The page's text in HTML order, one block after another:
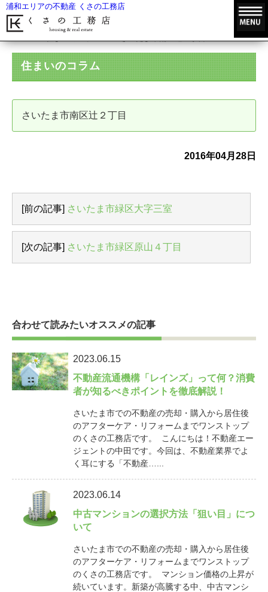
浦和エリアの不動産 くさの工務店
住まいのコラム
さいたま市南区辻２丁目
2016年04月28日
[前の記事] さいたま市緑区大字三室
[次の記事] さいたま市緑区原山４丁目
合わせて読みたいオススメの記事
2023.06.15
不動産流通機構「レインズ」って何？消費
者が知るべきポイントを徹底解説！
さいたま市での不動産の売却・購入から居住後
のアフターケア・リフォームまでワンストップ
のくさの工務店です。 こんにちは！不動産エー
ジェントの中田です。今回は、不動産業界でよ
く耳にする「不動産…...
2023.06.14
中古マンションの選択方法「狙い目」につ
いて
さいたま市での不動産の売却・購入から居住後
のアフターケア・リフォームまでワンストップ
のくさの工務店です。 マンション価格の上昇が
続いています。新築が高騰する中、中古マンシ